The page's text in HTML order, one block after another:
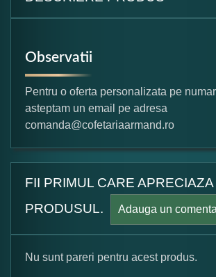
Observatii
Pentru o oferta personalizata pe
asteptam un email pe adresa
comanda@cofetariaarmand.ro
FII PRIMUL CARE APRECIAZA
PRODUSUL.
Adauga un
Nu sunt pareri pentru acest produs.